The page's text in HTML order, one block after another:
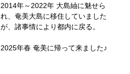
2014年～2022年 大島紬に魅せら
れ、奄美大島に移住していました
が、諸事情により都内に戻る。
2025年春 奄美に帰って来ました♪